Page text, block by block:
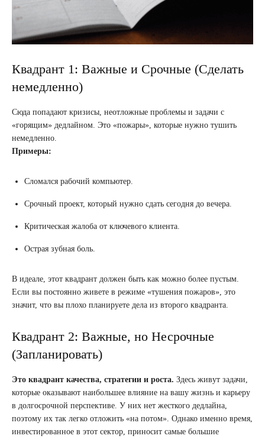
Квадрант 1: Важные и Срочные (Сделать
немедленно)
Сюда попадают кризисы, неотложные проблемы и задачи с
«горящим» дедлайном. Это «пожары», которые нужно тушить
немедленно.
Примеры:
Сломался рабочий компьютер.
Срочный проект, который нужно сдать сегодня до вечера.
Критическая жалоба от ключевого клиента.
Острая зубная боль.
В идеале, этот квадрант должен быть как можно более пустым.
Если вы постоянно живете в режиме «тушения пожаров», это
значит, что вы плохо планируете дела из второго квадранта.
Квадрант 2: Важные, но Несрочные
(Запланировать)
Это квадрант качества, стратегии и роста. Здесь живут задачи,
которые оказывают наибольшее влияние на вашу жизнь и карьеру
в долгосрочной перспективе. У них нет жесткого дедлайна,
поэтому их так легко отложить «на потом». Однако именно время,
инвестированное в этот сектор, приносит самые большие